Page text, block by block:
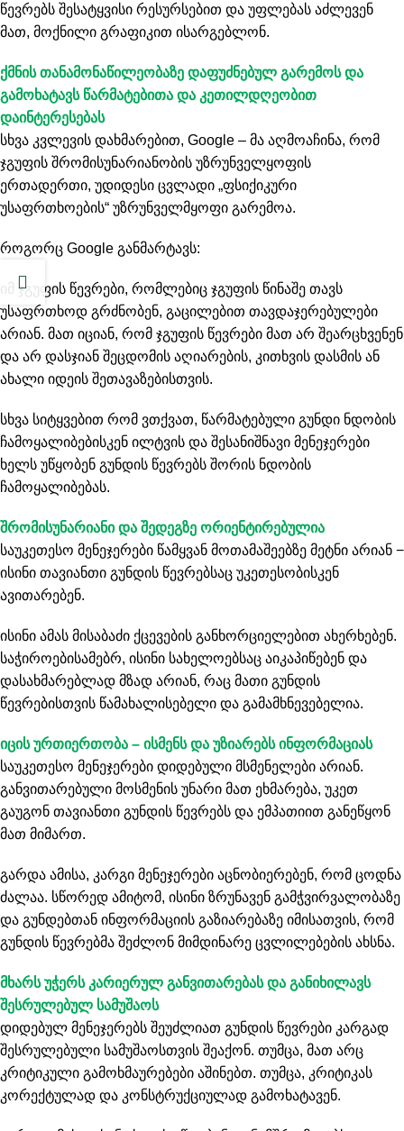
წევრებს შესატყვისი რესურსებით და უფლებას აძლევენ
მათ, მოქნილი გრაფიკით ისარგებლონ.
ქმნის თანამონაწილეობაზე დაფუძნებულ გარემოს და
გამოხატავს წარმატებითა და კეთილდღეობით
დაინტერესებას
სხვა კვლევის დახმარებით, Google – მა აღმოაჩინა, რომ
ჯგუფის შრომისუნარიანობის უზრუნველყოფის
ერთადერთი, უდიდესი ცვლადი „ფსიქიკური
უსაფრთხოების“ უზრუნველმყოფი გარემოა.
როგორც Google განმარტავს:
იმ ჯგუფის წევრები, რომლებიც ჯგუფის წინაშე თავს
უსაფრთხოდ გრძნობენ, გაცილებით თავდაჯერებულები
არიან. მათ იციან, რომ ჯგუფის წევრები მათ არ შეარცხვენენ
და არ დასჯიან შეცდომის აღიარების, კითხვის დასმის ან
ახალი იდეის შეთავაზებისთვის.
სხვა სიტყვებით რომ ვთქვათ, წარმატებული გუნდი ნდობის
ჩამოყალიბებისკენ ილტვის და შესანიშნავი მენეჯერები
ხელს უწყობენ გუნდის წევრებს შორის ნდობის
ჩამოყალიბებას.
შრომისუნარიანი და შედეგზე ორიენტირებულია
საუკეთესო მენეჯერები წამყვან მოთამაშეებზე მეტნი არიან −
ისინი თავიანთი გუნდის წევრებსაც უკეთესობისკენ
ავითარებენ.
ისინი ამას მისაბაძი ქცევების განხორციელებით ახერხებენ.
საჭიროებისამებრ, ისინი სახელოებსაც აიკაპიწებენ და
დასახმარებლად მზად არიან, რაც მათი გუნდის
წევრებისთვის წამახალისებელი და გამამხნევებელია.
იცის ურთიერთობა – ისმენს და უზიარებს ინფორმაციას
საუკეთესო მენეჯერები დიდებული მსმენელები არიან.
განვითარებული მოსმენის უნარი მათ ეხმარება, უკეთ
გაუგონ თავიანთი გუნდის წევრებს და ემპათიით განეწყონ
მათ მიმართ.
გარდა ამისა, კარგი მენეჯერები აცნობიერებენ, რომ ცოდნა
ძალაა. სწორედ ამიტომ, ისინი ზრუნავენ გამჭვირვალობაზე
და გუნდებთან ინფორმაციის გაზიარებაზე იმისათვის, რომ
გუნდის წევრებმა შეძლონ მიმდინარე ცვლილებების ახსნა.
მხარს უჭერს კარიერულ განვითარებას და განიხილავს
შესრულებულ სამუშაოს
დიდებულ მენეჯერებს შეუძლიათ გუნდის წევრები კარგად
შესრულებული სამუშაოსთვის შეაქონ. თუმცა, მათ არც
კრიტიკული გამოხმაურებები აშინებთ. თუმცა, კრიტიკას
კორექტულად და კონსტრუქციულად გამოხატავენ.